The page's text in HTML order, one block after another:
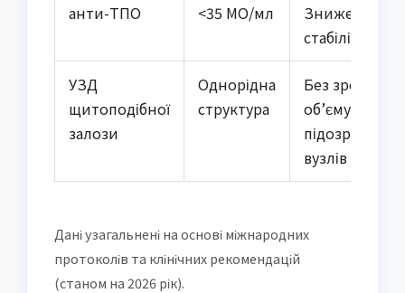
анти-ТПО <35 МО/мл
Зниження
стабілізація
УЗД
щитоподібної
залози
Однорідна
структура
Без
об’єму та
підозрілих
вузлів
Дані узагальнені на основі міжнародних
протоколів та клінічних рекомендацій
(станом на 2026 рік).